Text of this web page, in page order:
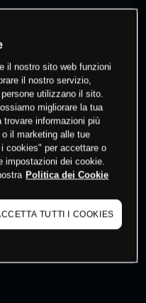
per vedere gli ultimi
latest market data
il nostro sito web funzioni
il nostro servizio,
utilizzano il sito.
migliorare la tua
trovare informazioni più
il marketing alle tue
cookies" per accettare o
dei cookie.
Politica dei Cookie
TUTTI I COOKIES